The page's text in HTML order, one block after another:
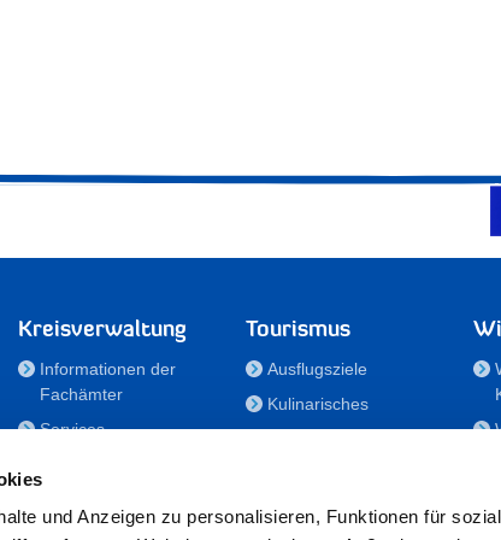
und Anzeigen zu personalisieren, Funktionen für
Kreisverwaltung
Informationen der
Fachämter
Services
Nachwuchskräfte
Notdienste
Tourismus
Ausflugsziele
Kulinarisches
Veranstaltungen